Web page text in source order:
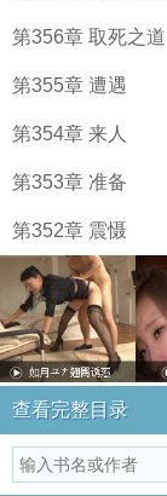
第356章 取死之道
第355章 遭遇
第354章 来人
第353章 准备
第352章 震慑
查看完整目录